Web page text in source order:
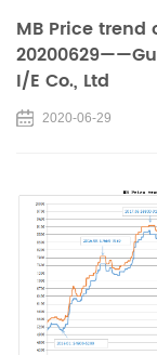
MB Price trend
I/E Co., Ltd
2020-06-29